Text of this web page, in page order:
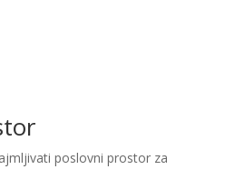
poslovni prostor za